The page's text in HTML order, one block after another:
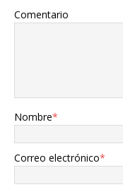
Comentario
Nombre*
Correo electrónico*